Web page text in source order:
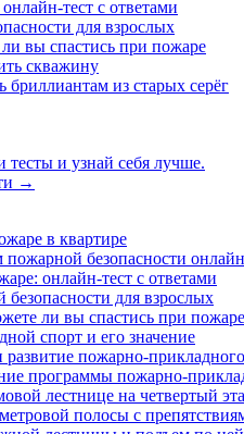
тест с ответами
для взрослых
вы спастись при пожаре
скважину
бриллиантам из старых серёг
тесты и узнай себя лучше.
→
в квартире
пожарной безопасности онлайн
онлайн-тест с ответами
безопасности для взрослых
ли вы спастись при пожаре
спорт и его значение
пожарно-
программы пожарно-
лестнице на четвертый
полосы с